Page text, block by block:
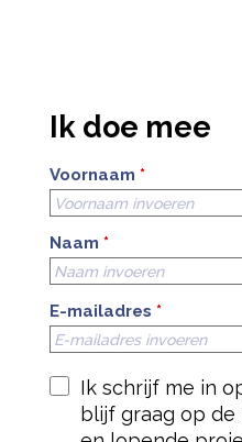
Ik doe mee
Voornaam *
Naam *
E-mailadres *
Ik schrijf me in
blijf graag op